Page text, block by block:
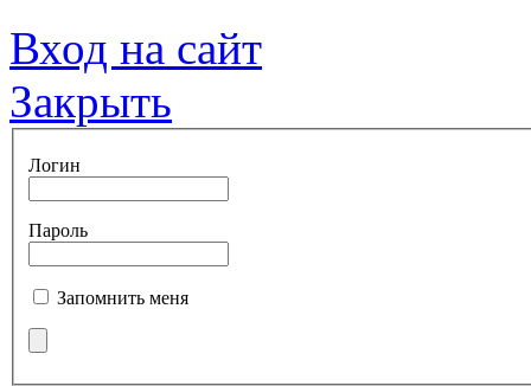
Вход на сайт
Закрыть
Логин
Пароль
Запомнить меня